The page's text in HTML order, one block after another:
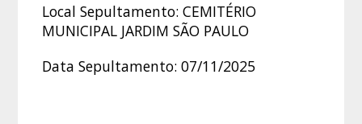
Local Sepultamento: CEMITÉRIO
MUNICIPAL JARDIM SÃO PAULO
Data Sepultamento: 07/11/2025